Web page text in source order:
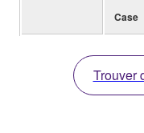
Case
Trouver